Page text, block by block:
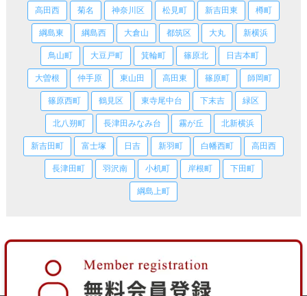
高田西 菊名 神奈川区 松見町 新吉田東 樽町
綱島東 綱島西 大倉山 都筑区 大丸 新横浜
鳥山町 大豆戸町 箕輪町 篠原北 日吉本町
大曽根 仲手原 東山田 高田東 篠原町 師岡町
篠原西町 鶴見区 東寺尾中台 下末吉 緑区
北八朔町 長津田みなみ台 霧が丘 北新横浜
新吉田町 富士塚 日吉 新羽町 白幡西町 高田西
長津田町 羽沢南 小机町 岸根町 下田町
綱島上町